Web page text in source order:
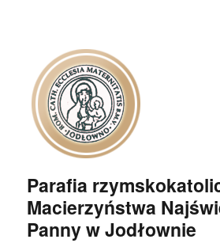
Parafia
Macierzyństwa
Panny w Jodłownie